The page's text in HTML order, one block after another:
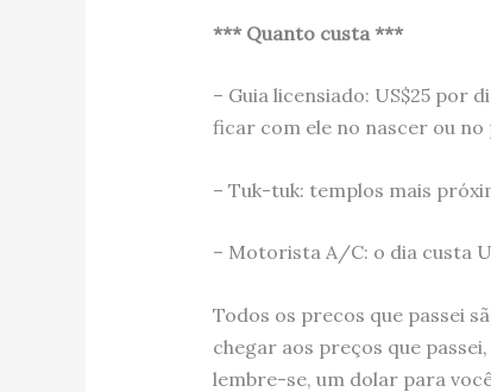
*** Quanto custa ***
– Guia licensiado: US$25 por
ficar com ele no nascer ou
– Tuk-tuk: templos mais
– Motorista A/C: o dia custa
Todos os precos que passei
chegar aos preços que
lembre-se, um dolar para